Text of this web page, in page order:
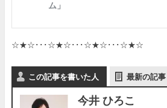
☆★☆･･･☆★☆･･･☆★☆･･･☆★☆
この記事を書いた人 最新の記事
今井 ひろこ